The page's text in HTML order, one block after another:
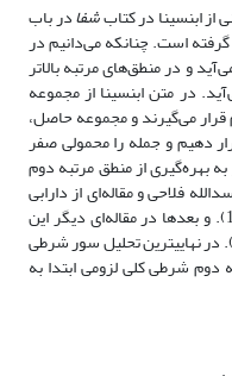
از ابن­سینا در کتابشفادر باب
1404 ه.ق: 272-273)شکل گرفته است. چنانکه می‌دانیم در
و در منطق‌های مرتبه بالاتر
در متن ابن­سینا از مجموعه
می‌گیرند و مجموعه حاصل،
دهیم و جمله را محمولی صفر
بهره‌گیری از منطق مرتبه دوم
فلاحی و مقاله‌ای از دارابی
ارائه شده ‌است (فلاحی، 1388، دارابی، 1389). و بعدها در مقاله‌ای دیگر این
شیوه بسط یافته است (ایزدی و دارابی، 1390). در نهایی­ترین تحلیل سور شرطی
دوم شرطی کلی لزومی ابتدا به